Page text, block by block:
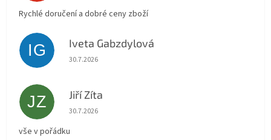
Rychlé doručení a dobré ceny zboží
IG Iveta Gabzdylová
Hodnocení obchodu je 5 z 5 hvězdiček.
30.7.2026
JZ Jiří Zíta
Hodnocení obchodu je 5 z 5 hvězdiček.
30.7.2026
vše v pořádku